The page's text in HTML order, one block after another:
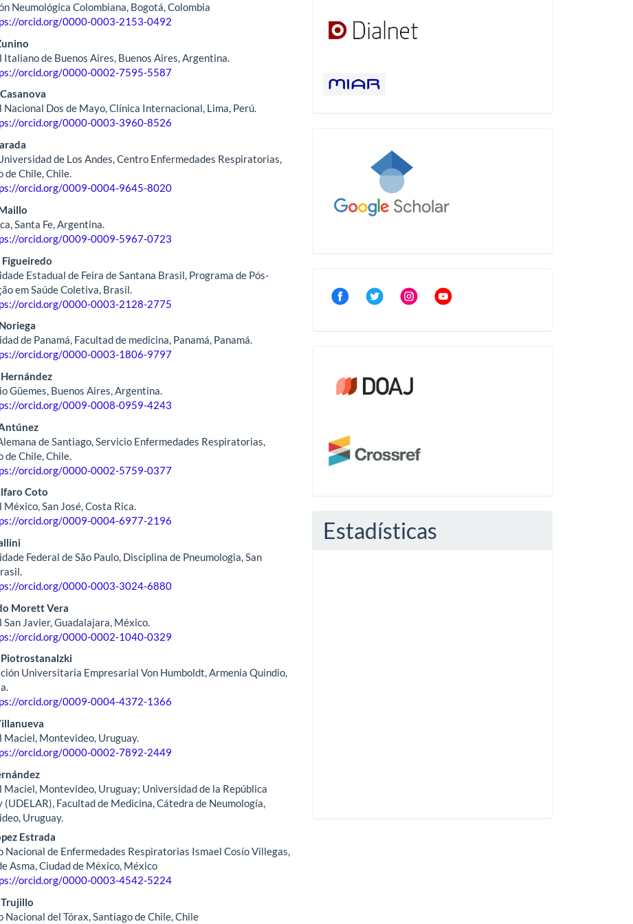
Neumológica Colombiana, Bogotá, Colombia
orcid.org/0000-0003-2153-0492
Italiano de Buenos Aires, Buenos Aires, Argentina.
orcid.org/0000-0002-7595-5587
Nacional Dos de Mayo, Clínica Internacional, Lima, Perú.
orcid.org/0000-0003-3960-8526
de Los Andes, Centro Enfermedades Respiratorias,
de Chile, Chile.
orcid.org/0009-0004-9645-8020
Santa Fe, Argentina.
orcid.org/0009-0009-5967-0723
Estadual de Feira de Santana Brasil, Programa de Pós-
em Saúde Coletiva, Brasil.
orcid.org/0000-0003-2128-2775
de Panamá, Facultad de medicina, Panamá, Panamá.
orcid.org/0000-0003-1806-9797
Güemes, Buenos Aires, Argentina.
orcid.org/0009-0008-0959-4243
de Santiago, Servicio Enfermedades Respiratorias,
de Chile, Chile.
orcid.org/0000-0002-5759-0377
Coto
San José, Costa Rica.
orcid.org/0009-0004-6977-2196
Federal de São Paulo, Disciplina de Pneumologia, San
orcid.org/0000-0003-3024-6880
Morett Vera
San Javier, Guadalajara, México.
orcid.org/0000-0002-1040-0329
Universitaria Empresarial Von Humboldt, Armenia Quindio,
orcid.org/0009-0004-4372-1366
Maciel, Montevideo, Uruguay.
orcid.org/0000-0002-7892-2449
Maciel, Montevideo, Uruguay; Universidad de la República
(UDELAR), Facultad de Medicina, Cátedra de Neumología,
Uruguay.
Estrada
de Enfermedades Respiratorias Ismael Cosío Villegas,
Asma, Ciudad de México, México
orcid.org/0000-0003-4542-5224
del Tórax, Santiago de Chile, Chile
Google
Scholar
Community
Estadísticas